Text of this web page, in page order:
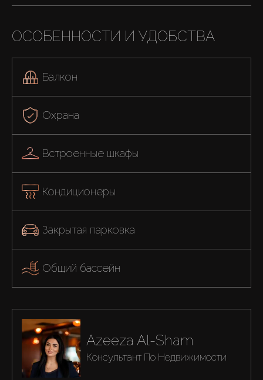
ОСОБЕННОСТИ И УДОБСТВА
Балкон
Охрана
Встроенные шкафы
Кондиционеры
Закрытая парковка
Общий бассейн
Azeeza Al-Sham
Консультант По Недвижимости